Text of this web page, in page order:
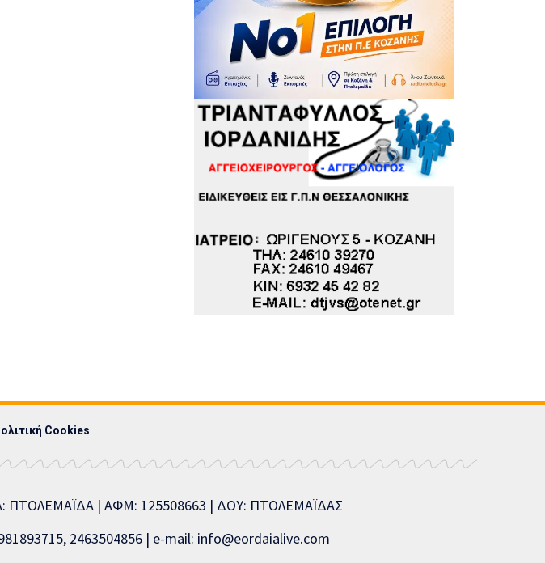
Cookies
ΠΤΟΛΕΜΑΪΔΑ | ΑΦΜ: 125508663 | ΔΟΥ: ΠΤΟΛΕΜΑΪΔΑΣ
2463504856 | e-mail: info@eordaialive.com